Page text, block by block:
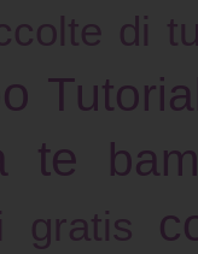
di
te
gratis